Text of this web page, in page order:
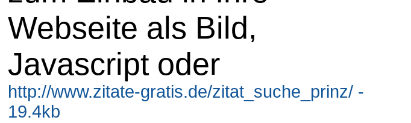
Webseite als Bild,
Javascript oder
http://www.zitate-gratis.de/zitat_suche_prinz/ -
19.4kb